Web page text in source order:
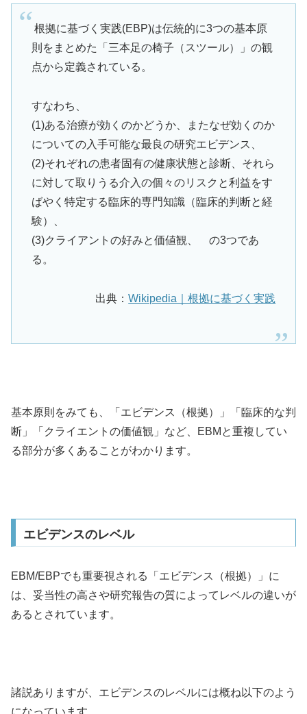
根拠に基づく実践(EBP)は伝統的に3つの基本原
則をまとめた「三本足の椅子（スツール）」の観
点から定義されている。
すなわち、
(1)ある治療が効くのかどうか、またなぜ効くのか
についての入手可能な最良の研究エビデンス、
(2)それぞれの患者固有の健康状態と診断、それら
に対して取りうる介入の個々のリスクと利益をす
ばやく特定する臨床的専門知識（臨床的判断と経
験）、
(3)クライアントの好みと価値観、 の3つであ
る。
出典：Wikipedia｜根拠に基づく実践
基本原則をみても、「エビデンス（根拠）」「臨床的な判
断」「クライエントの価値観」など、EBMと重複してい
る部分が多くあることがわかります。
エビデンスのレベル
EBM/EBPでも重要視される「エビデンス（根拠）」に
は、妥当性の高さや研究報告の質によってレベルの違いが
あるとされています。
諸説ありますが、エビデンスのレベルには概ね以下のよう
になっています。